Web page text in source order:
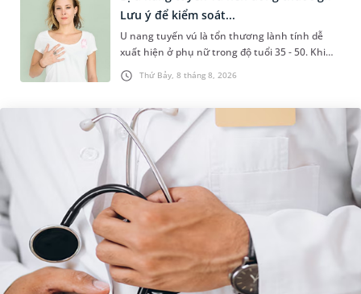
Thứ Bảy, 8 tháng 8, 2026
Lưu ý để kiểm soát...
U nang tuyến vú là tổn thương lành tính dễ
xuất hiện ở phụ nữ trong độ tuổi 35 - 50. Khi
được chẩn đoán mắc bệnh, nhiều người
thường băn khoăn u nang tuyến v...